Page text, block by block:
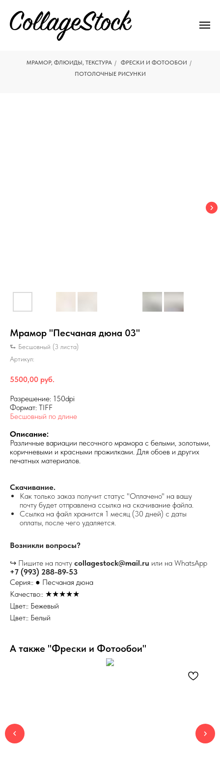
МРАМОР, ФЛЮИДЫ, ТЕКСТУРА / ФРЕСКИ И ФОТООБОИ /
ПОТОЛОЧНЫЕ РИСУНКИ
Мрамор "Песчаная дюна 03"
⮑ Бесшовный (3 листа)
Артикул:
5500,00 руб.
Разрешение: 150dpi
Формат: TIFF
Бесшовный по длине
Описание:
Различные вариации песочного мрамора с белыми, золотыми,
коричневыми и красными прожилками. Для обоев и других
печатных материалов.
Скачивание.
Как только заказ получит статус "Оплачено" на вашу
почту будет отправлена ссылка на скачивание файла.
Ссылка на файл хранится 1 месяц (30 дней) с даты
оплаты, после чего удаляется.
Возникли вопросы?
↪ Пишите на почту collagestock@mail.ru или на WhatsApp
+7 (993) 288-89-53
Серия:: ● Песчаная дюна
Качество:: ★★★★★
Цвет:: Бежевый
Цвет:: Белый
А также "Фрески и Фотообои"